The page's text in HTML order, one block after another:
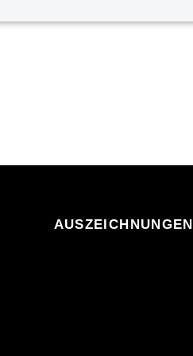
AUSZEICHNUNGEN